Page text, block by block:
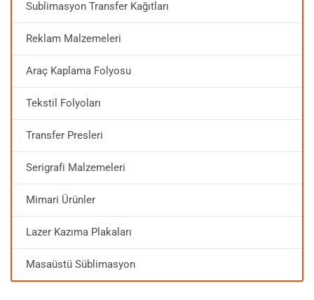
Sublimasyon Transfer Kağıtları
Reklam Malzemeleri
Araç Kaplama Folyosu
Tekstil Folyoları
Transfer Presleri
Serigrafi Malzemeleri
Mimari Ürünler
Lazer Kazıma Plakaları
Masaüstü Süblimasyon